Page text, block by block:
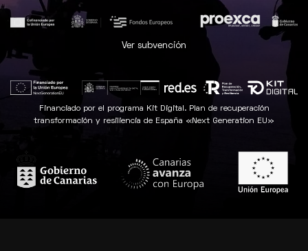
Ver subvención
Financiado por el programa Kit Digital. Plan de recuperación
transformación y resiliencia de España «Next Generation EU»